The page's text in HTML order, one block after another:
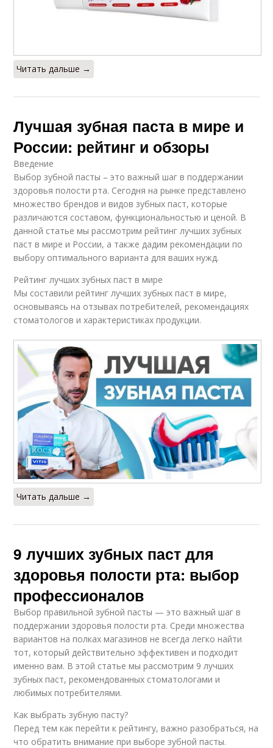
Читать дальше →
Лучшая зубная паста в мире и
России: рейтинг и обзоры
Введение
Выбор зубной пасты – это важный шаг в поддержании
здоровья полости рта. Сегодня на рынке представлено
множество брендов и видов зубных паст, которые
различаются составом, функциональностью и ценой. В
данной статье мы рассмотрим рейтинг лучших зубных
паст в мире и России, а также дадим рекомендации по
выбору оптимального варианта для ваших нужд.
Рейтинг лучших зубных паст в мире
Мы составили рейтинг лучших зубных паст в мире,
основываясь на отзывах потребителей, рекомендациях
стоматологов и характеристиках продукции.
Читать дальше →
9 лучших зубных паст для
здоровья полости рта: выбор
профессионалов
Выбор правильной зубной пасты — это важный шаг в
поддержании здоровья полости рта. Среди множества
вариантов на полках магазинов не всегда легко найти
тот, который действительно эффективен и подходит
именно вам. В этой статье мы рассмотрим 9 лучших
зубных паст, рекомендованных стоматологами и
любимых потребителями.
Как выбрать зубную пасту?
Перед тем как перейти к рейтингу, важно разобраться, на
что обратить внимание при выборе зубной пасты.